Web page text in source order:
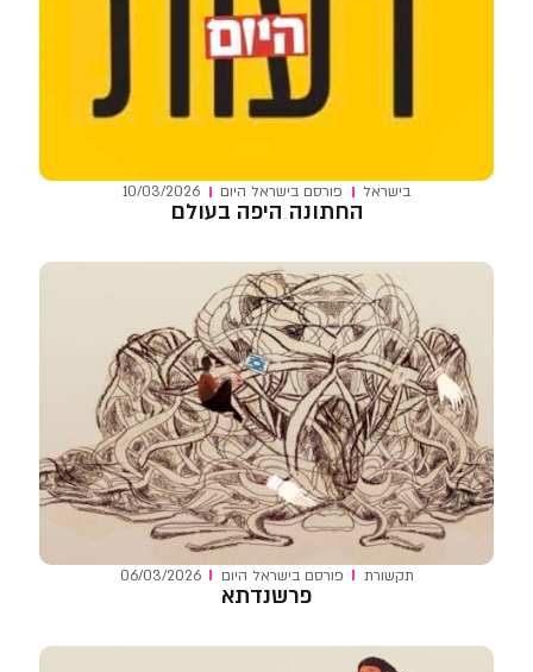
בישראל פורסם בישראל היום 10/03/2026
החתונה היפה בעולם
תקשורת פורסם בישראל היום 06/03/2026
פרשנדתא